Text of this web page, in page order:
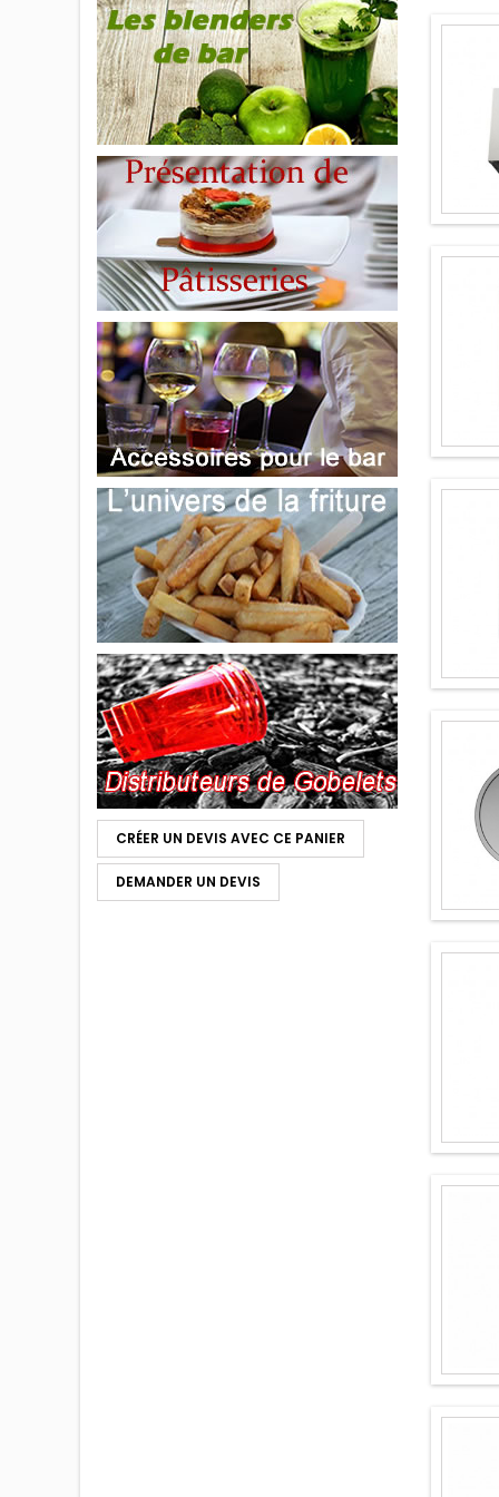
CRÉER UN DEVIS AVEC CE PANIER
DEMANDER UN DEVIS